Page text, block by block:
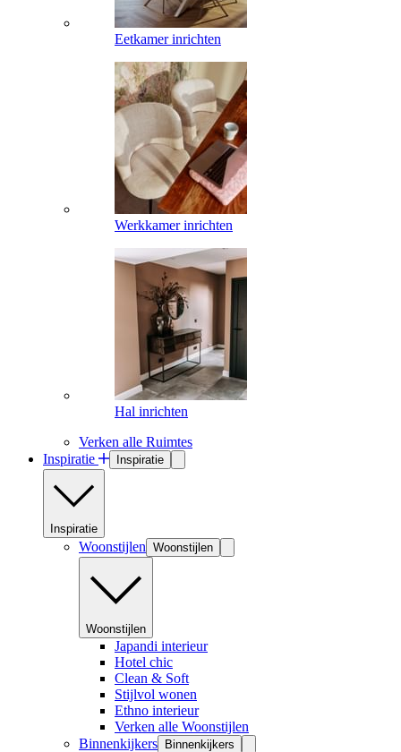
Eetkamer inrichten
Werkkamer inrichten
Hal inrichten
Verken alle Ruimtes
Inspiratie
Inspiratie
Inspiratie
Woonstijlen Woonstijlen
Woonstijlen
Japandi interieur
Hotel chic
Clean & Soft
Stijlvol wonen
Ethno interieur
Verken alle Woonstijlen
Binnenkijkers
Binnenkijkers